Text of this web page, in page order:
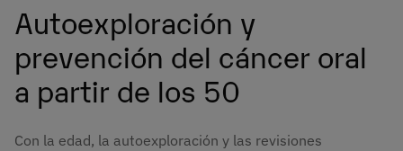
Autoexploración y
prevención del cáncer oral
a partir de los 50
Con la edad, la autoexploración y las revisiones